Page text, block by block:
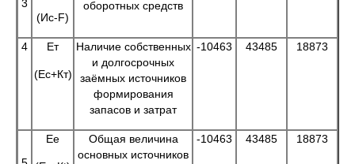
3
(Ис-F)
оборотных средств
4 Ет
(Ес+Кт)
Наличие собственных
и долгосрочных
заёмных источников
формирования
запасов и затрат
-10463 43485 18873
Ее
Общая величина
основных источников
-10463 43485 18873